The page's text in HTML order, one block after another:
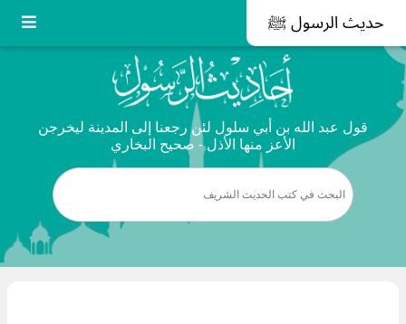
حديث الرسول ﷺ
قول عبد الله بن أبي سلول لئن رجعنا إلى المدينة ليخرجن
الأعز منها الأذل - صحيح البخاري